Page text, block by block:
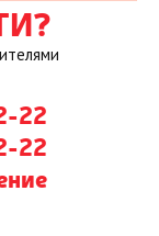
22
22